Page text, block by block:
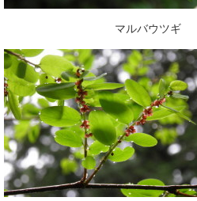
マルバウツギ